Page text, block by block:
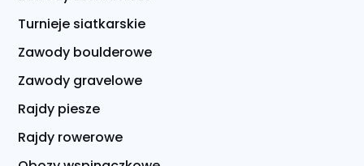
Turnieje siatkarskie
Zawody boulderowe
Zawody gravelowe
Rajdy piesze
Rajdy rowerowe